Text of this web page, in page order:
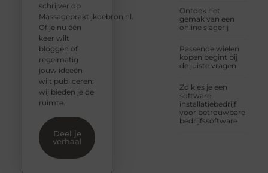
Ontdek het
gemak van een
online slagerij
Passende wielen
kopen begint bij
de juiste vragen
Zo kies je een
software
installatiebedrijf
voor betrouwbare
bedrijfssoftware
schrijver op
Massagepraktijkdebron.nl.
Of je nu één
keer wilt
bloggen of
regelmatig
jouw ideeën
wilt publiceren:
wij bieden je de
ruimte.
Deel je
verhaal